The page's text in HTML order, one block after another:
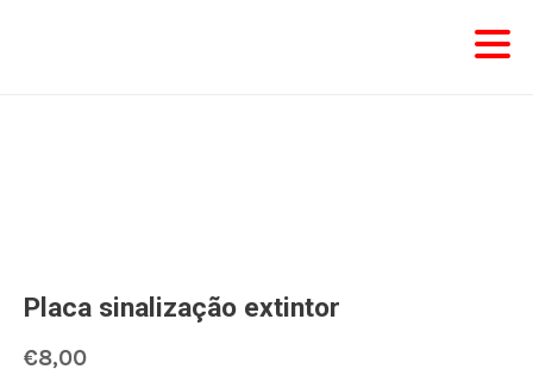
Placa sinalização extintor
€8,00
Placa